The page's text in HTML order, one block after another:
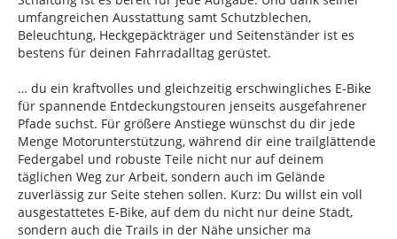
umfangreichen Ausstattung samt Schutzblechen,
Beleuchtung, Heckgepäckträger und Seitenständer ist es
bestens für deinen Fahrradalltag gerüstet.
… du ein kraftvolles und gleichzeitig erschwingliches E-Bike
für spannende Entdeckungstouren jenseits ausgefahrener
Pfade suchst. Für größere Anstiege wünschst du dir jede
Menge Motorunterstützung, während dir eine trailglättende
Federgabel und robuste Teile nicht nur auf deinem
täglichen Weg zur Arbeit, sondern auch im Gelände
zuverlässig zur Seite stehen sollen. Kurz: Du willst ein voll
ausgestattetes E-Bike, auf dem du nicht nur deine Stadt,
sondern auch die Trails in der Nähe unsicher ma